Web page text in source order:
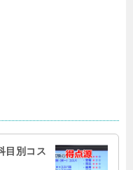
目別コス